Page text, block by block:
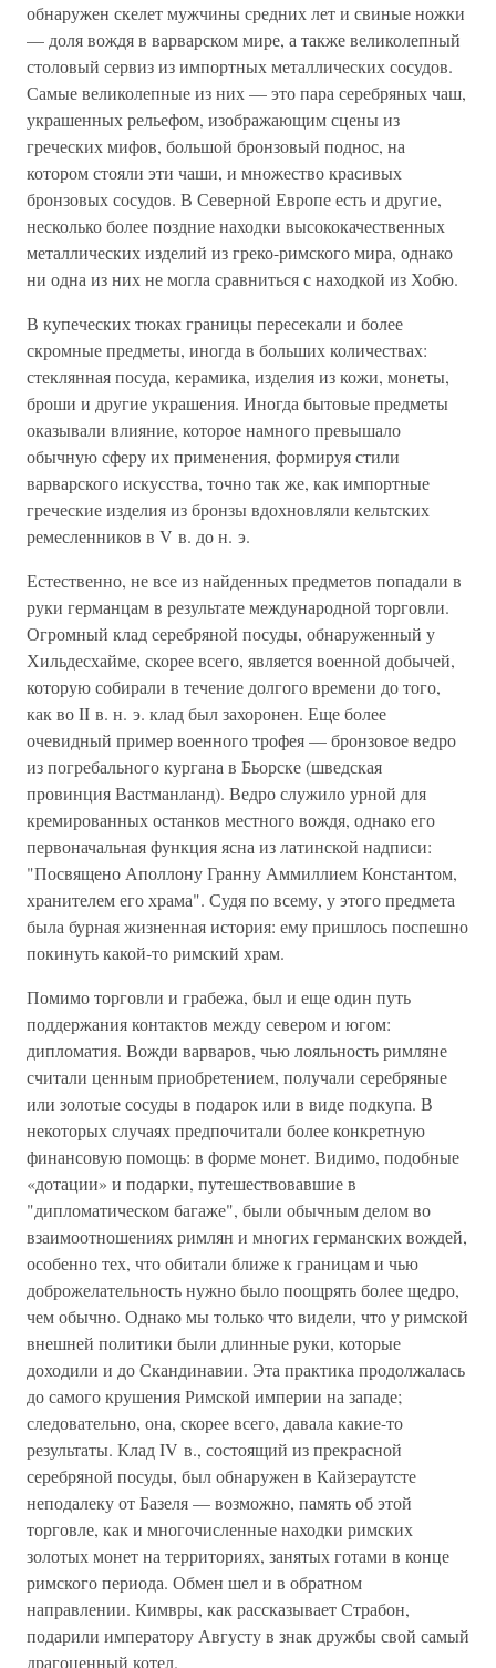
обнаружен скелет мужчины средних лет и свиные ножки
— доля вождя в варварском мире, а также великолепный
столовый сервиз из импортных металлических сосудов.
Самые великолепные из них — это пара серебряных чаш,
украшенных рельефом, изображающим сцены из
греческих мифов, большой бронзовый поднос, на
котором стояли эти чаши, и множество красивых
бронзовых сосудов. В Северной Европе есть и другие,
несколько более поздние находки высококачественных
металлических изделий из греко-римского мира, однако
ни одна из них не могла сравниться с находкой из Хобю.
В купеческих тюках границы пересекали и более
скромные предметы, иногда в больших количествах:
стеклянная посуда, керамика, изделия из кожи, монеты,
броши и другие украшения. Иногда бытовые предметы
оказывали влияние, которое намного превышало
обычную сферу их применения, формируя стили
варварского искусства, точно так же, как импортные
греческие изделия из бронзы вдохновляли кельтских
ремесленников в V в. до н. э.
Естественно, не все из найденных предметов попадали в
руки германцам в результате международной торговли.
Огромный клад серебряной посуды, обнаруженный у
Хильдесхайме, скорее всего, является военной добычей,
которую собирали в течение долгого времени до того,
как во II в. н. э. клад был захоронен. Еще более
очевидный пример военного трофея — бронзовое ведро
из погребального кургана в Бьорске (шведская
провинция Вастманланд). Ведро служило урной для
кремированных останков местного вождя, однако его
первоначальная функция ясна из латинской надписи:
"Посвящено Аполлону Гранну Аммиллием Константом,
хранителем его храма". Судя по всему, у этого предмета
была бурная жизненная история: ему пришлось поспешно
покинуть какой-то римский храм.
Помимо торговли и грабежа, был и еще один путь
поддержания контактов между севером и югом:
дипломатия. Вожди варваров, чью лояльность римляне
считали ценным приобретением, получали серебряные
или золотые сосуды в подарок или в виде подкупа. В
некоторых случаях предпочитали более конкретную
финансовую помощь: в форме монет. Видимо, подобные
«дотации» и подарки, путешествовавшие в
"дипломатическом багаже", были обычным делом во
взаимоотношениях римлян и многих германских вождей,
особенно тех, что обитали ближе к границам и чью
доброжелательность нужно было поощрять более щедро,
чем обычно. Однако мы только что видели, что у римской
внешней политики были длинные руки, которые
доходили и до Скандинавии. Эта практика продолжалась
до самого крушения Римской империи на западе;
следовательно, она, скорее всего, давала какие-то
результаты. Клад IV в., состоящий из прекрасной
серебряной посуды, был обнаружен в Кайзераутсте
неподалеку от Базеля — возможно, память об этой
торговле, как и многочисленные находки римских
золотых монет на территориях, занятых готами в конце
римского периода. Обмен шел и в обратном
направлении. Кимвры, как рассказывает Страбон,
подарили императору Августу в знак дружбы свой самый
драгоценный котел.